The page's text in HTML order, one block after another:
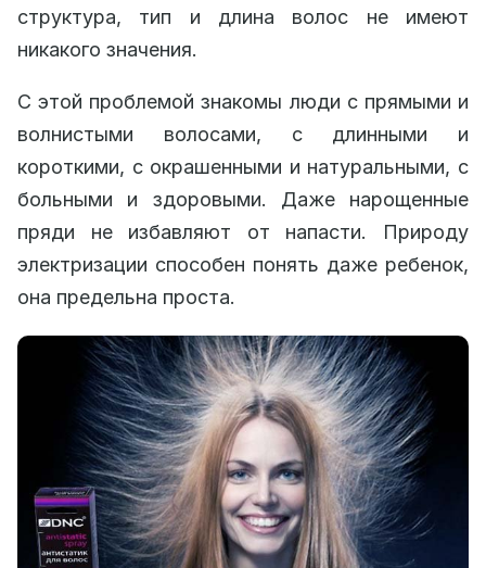
структура, тип и длина волос не имеют
никакого значения.
С этой проблемой знакомы люди с прямыми и
волнистыми волосами, с длинными и
короткими, с окрашенными и натуральными, с
больными и здоровыми. Даже нарощенные
пряди не избавляют от напасти. Природу
электризации способен понять даже ребенок,
она предельна проста.